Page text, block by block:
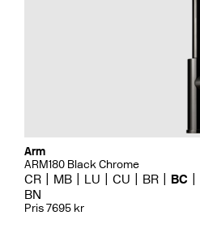
Arm
ARM180 Black Chrome
CR MB LU CU BR BC
BN
Pris 7695 kr